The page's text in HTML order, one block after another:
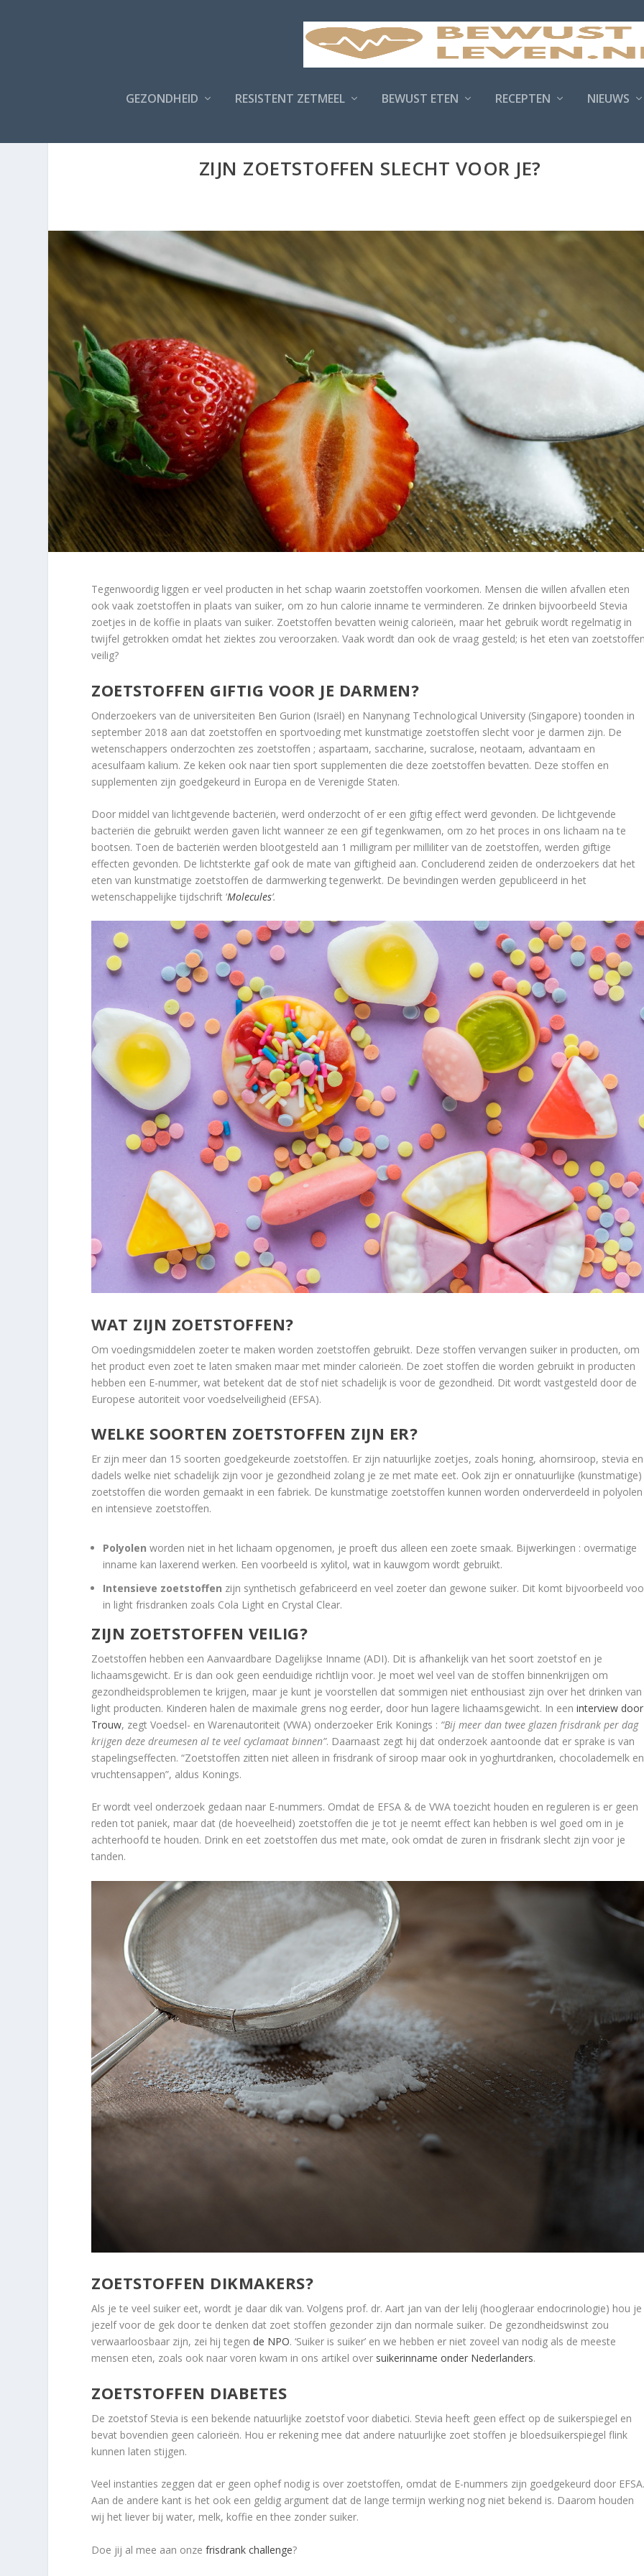
GEZONDHEID RESISTENT ZETMEEL BEWUST ETEN RECEPTEN NIEUWS
ZIJN ZOETSTOFFEN SLECHT VOOR JE?
Tegenwoordig liggen er veel producten in het schap waarin zoetstoffen voorkomen. Mensen die willen afvallen eten
ook vaak zoetstoffen in plaats van suiker, om zo hun calorie inname te verminderen. Ze drinken bijvoorbeeld Stevia
zoetjes in de koffie in plaats van suiker. Zoetstoffen bevatten weinig calorieën, maar het gebruik wordt regelmatig in
twijfel getrokken omdat het ziektes zou veroorzaken. Vaak wordt dan ook de vraag gesteld; is het eten van
veilig?
ZOETSTOFFEN GIFTIG VOOR JE DARMEN?
Onderzoekers van de universiteiten Ben Gurion (Israël) en Nanynang Technological University (Singapore) toonden in
september 2018 aan dat zoetstoffen en sportvoeding met kunstmatige zoetstoffen slecht voor je darmen zijn. De
wetenschappers onderzochten zes zoetstoffen ; aspartaam, saccharine, sucralose, neotaam, advantaam en
acesulfaam kalium. Ze keken ook naar tien sport supplementen die deze zoetstoffen bevatten. Deze stoffen en
supplementen zijn goedgekeurd in Europa en de Verenigde Staten.
Door middel van lichtgevende bacteriën, werd onderzocht of er een giftig effect werd gevonden. De lichtgevende
bacteriën die gebruikt werden gaven licht wanneer ze een gif tegenkwamen, om zo het proces in ons lichaam na te
bootsen. Toen de bacteriën werden blootgesteld aan 1 milligram per milliliter van de zoetstoffen, werden giftige
effecten gevonden. De lichtsterkte gaf ook de mate van giftigheid aan. Concluderend zeiden de onderzoekers dat het
eten van kunstmatige zoetstoffen de darmwerking tegenwerkt. De bevindingen werden gepubliceerd in het
wetenschappelijke tijdschrift ‘Molecules’.
WAT ZIJN ZOETSTOFFEN?
Om voedingsmiddelen zoeter te maken worden zoetstoffen gebruikt. Deze stoffen vervangen suiker in producten, om
het product even zoet te laten smaken maar met minder calorieën. De zoet stoffen die worden gebruikt in producten
hebben een E-nummer, wat betekent dat de stof niet schadelijk is voor de gezondheid. Dit wordt vastgesteld door de
Europese autoriteit voor voedselveiligheid (EFSA).
WELKE SOORTEN ZOETSTOFFEN ZIJN ER?
Er zijn meer dan 15 soorten goedgekeurde zoetstoffen. Er zijn natuurlijke zoetjes, zoals honing, ahornsiroop, stevia en
dadels welke niet schadelijk zijn voor je gezondheid zolang je ze met mate eet. Ook zijn er onnatuurlijke (kunstmatige)
zoetstoffen die worden gemaakt in een fabriek. De kunstmatige zoetstoffen kunnen worden onderverdeeld in polyolen
en intensieve zoetstoffen.
Polyolen worden niet in het lichaam opgenomen, je proeft dus alleen een zoete smaak. Bijwerkingen : overmatige
inname kan laxerend werken. Een voorbeeld is xylitol, wat in kauwgom wordt gebruikt.
Intensieve zoetstoffen zijn synthetisch gefabriceerd en veel zoeter dan gewone suiker. Dit komt bijvoorbeeld
in light frisdranken zoals Cola Light en Crystal Clear.
ZIJN ZOETSTOFFEN VEILIG?
Zoetstoffen hebben een Aanvaardbare Dagelijkse Inname (ADI). Dit is afhankelijk van het soort zoetstof en je
lichaamsgewicht. Er is dan ook geen eenduidige richtlijn voor. Je moet wel veel van de stoffen binnenkrijgen om
gezondheidsproblemen te krijgen, maar je kunt je voorstellen dat sommigen niet enthousiast zijn over het drinken van
light producten. Kinderen halen de maximale grens nog eerder, door hun lagere lichaamsgewicht. In eeninterview door
Trouw, zegt Voedsel- en Warenautoriteit (VWA) onderzoeker Erik Konings : “Bij meer dan twee glazen frisdrank per dag
krijgen deze dreumesen al te veel cyclamaat binnen”. Daarnaast zegt hij dat onderzoek aantoonde dat er sprake is van
stapelingseffecten. “Zoetstoffen zitten niet alleen in frisdrank of siroop maar ook in yoghurtdranken, chocolademelk en
vruchtensappen”, aldus Konings.
Er wordt veel onderzoek gedaan naar E-nummers. Omdat de EFSA & de VWA toezicht houden en reguleren is er geen
reden tot paniek, maar dat (de hoeveelheid) zoetstoffen die je tot je neemt effect kan hebben is wel goed om in je
achterhoofd te houden. Drink en eet zoetstoffen dus met mate, ook omdat de zuren in frisdrank slecht zijn voor je
tanden.
ZOETSTOFFEN DIKMAKERS?
Als je te veel suiker eet, wordt je daar dik van. Volgens prof. dr. Aart jan van der lelij (hoogleraar endocrinologie) hou je
jezelf voor de gek door te denken dat zoet stoffen gezonder zijn dan normale suiker. De gezondheidswinst zou
verwaarloosbaar zijn, zei hij tegen de NPO. ‘Suiker is suiker’ en we hebben er niet zoveel van nodig als de meeste
mensen eten, zoals ook naar voren kwam in ons artikel over suikerinname onder Nederlanders.
ZOETSTOFFEN DIABETES
De zoetstof Stevia is een bekende natuurlijke zoetstof voor diabetici. Stevia heeft geen effect op de suikerspiegel en
bevat bovendien geen calorieën. Hou er rekening mee dat andere natuurlijke zoet stoffen je bloedsuikerspiegel flink
kunnen laten stijgen.
Veel instanties zeggen dat er geen ophef nodig is over zoetstoffen, omdat de E-nummers zijn goedgekeurd door
Aan de andere kant is het ook een geldig argument dat de lange termijn werking nog niet bekend is. Daarom houden
wij het liever bij water, melk, koffie en thee zonder suiker.
Doe jij al mee aan onzefrisdrank challenge?